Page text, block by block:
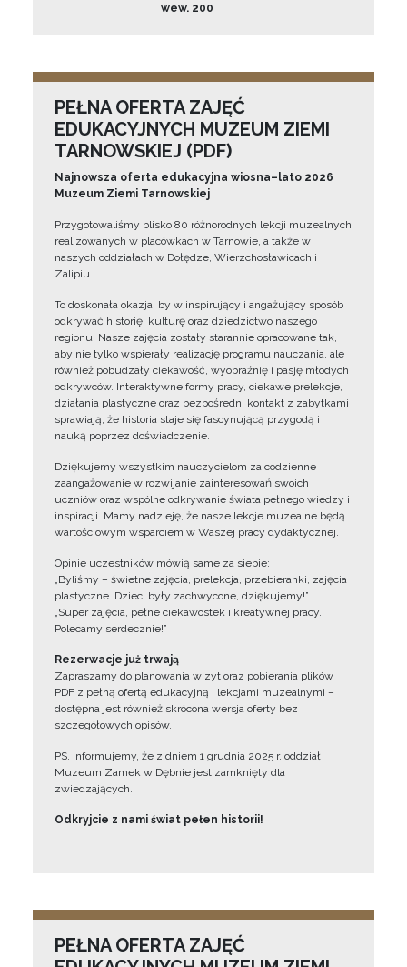
wew. 200
PEŁNA OFERTA ZAJĘĆ
EDUKACYJNYCH MUZEUM ZIEMI
TARNOWSKIEJ (PDF)
Najnowsza oferta edukacyjna wiosna–lato 2026
Muzeum Ziemi Tarnowskiej
Przygotowaliśmy blisko 80 różnorodnych lekcji muzealnych
realizowanych w placówkach w Tarnowie, a także w
naszych oddziałach w Dołędze, Wierzchosławicach i
Zalipiu.
To doskonała okazja, by w inspirujący i angażujący sposób
odkrywać historię, kulturę oraz dziedzictwo naszego
regionu. Nasze zajęcia zostały starannie opracowane tak,
aby nie tylko wspierały realizację programu nauczania, ale
również pobudzały ciekawość, wyobraźnię i pasję młodych
odkrywców. Interaktywne formy pracy, ciekawe prelekcje,
działania plastyczne oraz bezpośredni kontakt z zabytkami
sprawiają, że historia staje się fascynującą przygodą i
nauką poprzez doświadczenie.
Dziękujemy wszystkim nauczycielom za codzienne
zaangażowanie w rozwijanie zainteresowań swoich
uczniów oraz wspólne odkrywanie świata pełnego wiedzy i
inspiracji. Mamy nadzieję, że nasze lekcje muzealne będą
wartościowym wsparciem w Waszej pracy dydaktycznej.
Opinie uczestników mówią same za siebie:
„Byliśmy – świetne zajęcia, prelekcja, przebieranki, zajęcia
plastyczne. Dzieci były zachwycone, dziękujemy!”
„Super zajęcia, pełne ciekawostek i kreatywnej pracy.
Polecamy serdecznie!”
Rezerwacje już trwają
Zapraszamy do planowania wizyt oraz pobierania plików
PDF z pełną ofertą edukacyjną i lekcjami muzealnymi –
dostępna jest również skrócona wersja oferty bez
szczegółowych opisów.
PS. Informujemy, że z dniem 1 grudnia 2025 r. oddział
Muzeum Zamek w Dębnie jest zamknięty dla
zwiedzających.
Odkryjcie z nami świat pełen historii!
PEŁNA OFERTA ZAJĘĆ